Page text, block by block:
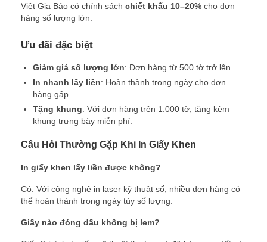
Việt Gia Bảo có chính sách chiết khấu 10–20% cho đơn
hàng số lượng lớn.
Ưu đãi đặc biệt
Giảm giá số lượng lớn: Đơn hàng từ 500 tờ trở lên.
In nhanh lấy liền: Hoàn thành trong ngày cho đơn
hàng gấp.
Tặng khung: Với đơn hàng trên 1.000 tờ, tặng kèm
khung trưng bày miễn phí.
Câu Hỏi Thường Gặp Khi In Giấy Khen
In giấy khen lấy liền được không?
Có. Với công nghệ in laser kỹ thuật số, nhiều đơn hàng có
thể hoàn thành trong ngày tùy số lượng.
Giấy nào đóng dấu không bị lem?